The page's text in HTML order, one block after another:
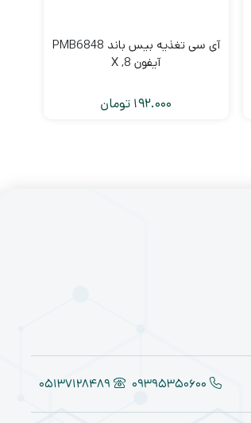
آی سی تغذیه بیس باند PMB6848
آیفون 8, X
192.000 تومان
09395350600
05137128489